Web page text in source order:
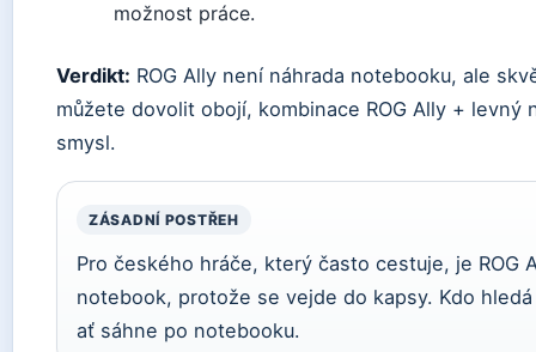
možnost práce.
Verdikt: ROG Ally není náhrada notebooku, ale
můžete dovolit obojí, kombinace ROG Ally + levný
smysl.
ZÁSADNÍ POSTŘEH
Pro českého hráče, který často cestuje, je ROG
notebook, protože se vejde do kapsy. Kdo
ať sáhne po notebooku.